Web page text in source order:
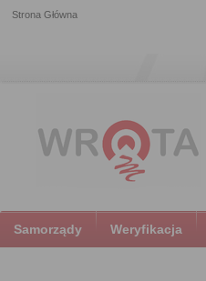
Strona Główna
Samorządy Weryfikacja